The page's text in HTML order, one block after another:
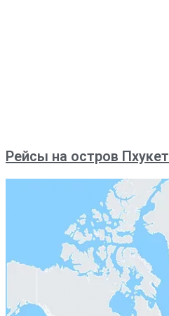
Рейсы на остров Пхукет